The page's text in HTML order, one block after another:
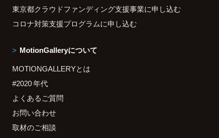
東京都クラウドファンディング支援事業に申し込む
コロナ対策支援プログラムに申し込む
MotionGalleryについて
MOTIONGALLERYとは
#2020 年代
よくあるご質問
お問い合わせ
取材のご相談